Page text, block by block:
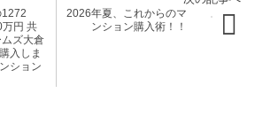
1272
万円 共
ズ大倉
入しま
ション
2026年夏、これからのマ
ンション購入術！！